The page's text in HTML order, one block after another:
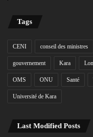
Tags
CENI conseil des ministres
gouvernement Kara
OMS ONU Santé
Université de Kara
Last Modified Posts